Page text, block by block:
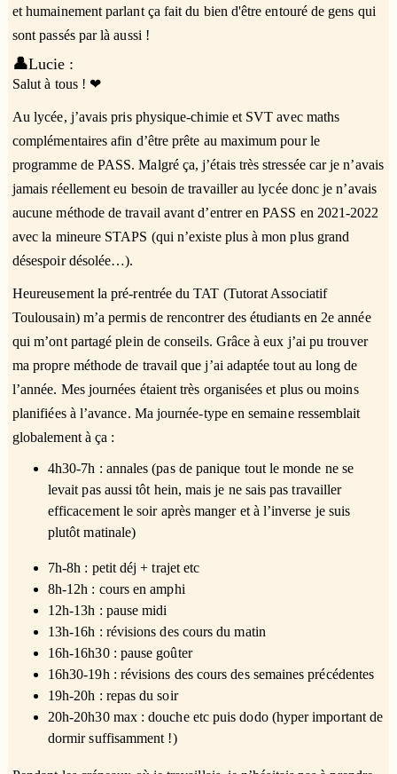
et humainement parlant ça fait du bien d'être entouré de gens qui
sont passés par là aussi !
👤Lucie :
Salut à tous ! ❤
Au lycée, j’avais pris physique-chimie et SVT avec maths
complémentaires afin d’être prête au maximum pour le
programme de PASS. Malgré ça, j’étais très stressée car je n’avais
jamais réellement eu besoin de travailler au lycée donc je n’avais
aucune méthode de travail avant d’entrer en PASS en 2021-2022
avec la mineure STAPS (qui n’existe plus à mon plus grand
désespoir désolée…).
Heureusement la pré-rentrée du TAT (Tutorat Associatif
Toulousain) m’a permis de rencontrer des étudiants en 2e année
qui m’ont partagé plein de conseils. Grâce à eux j’ai pu trouver
ma propre méthode de travail que j’ai adaptée tout au long de
l’année. Mes journées étaient très organisées et plus ou moins
planifiées à l’avance. Ma journée-type en semaine ressemblait
globalement à ça :
4h30-7h : annales (pas de panique tout le monde ne se
levait pas aussi tôt hein, mais je ne sais pas travailler
efficacement le soir après manger et à l’inverse je suis
plutôt matinale)
7h-8h : petit déj + trajet etc
8h-12h : cours en amphi
12h-13h : pause midi
13h-16h : révisions des cours du matin
16h-16h30 : pause goûter
16h30-19h : révisions des cours des semaines précédentes
19h-20h : repas du soir
20h-20h30 max : douche etc puis dodo (hyper important de
dormir suffisamment !)